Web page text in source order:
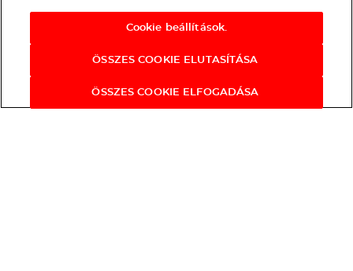
Cookie beállítások.
ÖSSZES COOKIE ELUTASÍTÁSA
ÖSSZES COOKIE ELFOGADÁSA